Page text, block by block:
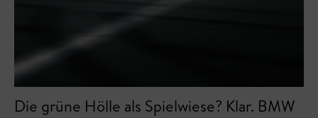
Die grüne Hölle als Spielwiese? Klar. BMW